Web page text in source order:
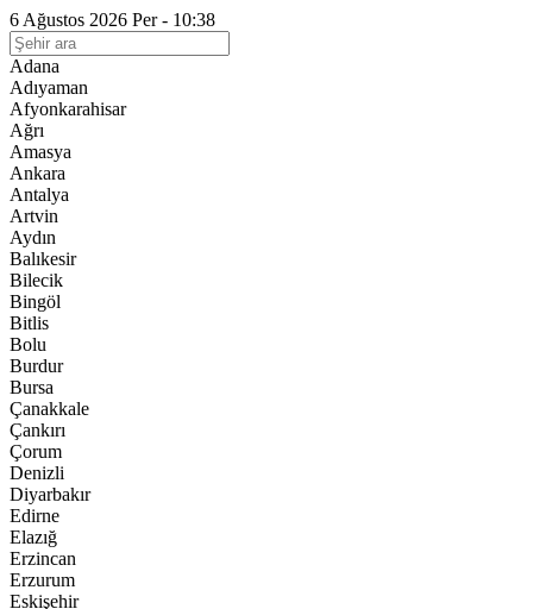
6 Ağustos 2026 Per - 10:38
Adana
Adıyaman
Afyonkarahisar
Ağrı
Amasya
Ankara
Antalya
Artvin
Aydın
Balıkesir
Bilecik
Bingöl
Bitlis
Bolu
Burdur
Bursa
Çanakkale
Çankırı
Çorum
Denizli
Diyarbakır
Edirne
Elazığ
Erzincan
Erzurum
Eskişehir